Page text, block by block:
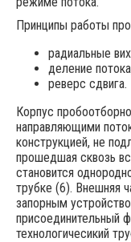
Принципы работы
радиальные
деление
реверс сдвига.
Корпус
направляющими
конструкцией, не
прошедшая сквозь
становится
трубке (6). Внешняя
запорным
присоединительный
технологичесикий